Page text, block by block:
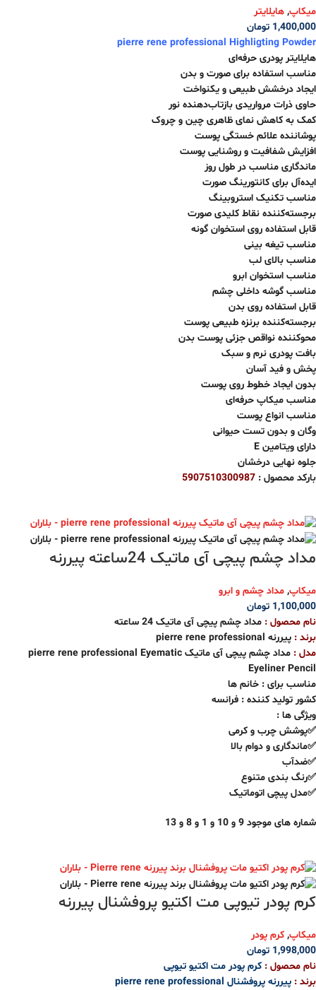
میکاپ, هایلایتر
1,400,000 تومان
pierre rene professional Highligting Powder
هایلایتر پودری حرفه‌ای
مناسب استفاده برای صورت و بدن
ایجاد درخشش طبیعی و یکنواخت
حاوی ذرات مرواریدی بازتاب‌دهنده نور
کمک به کاهش نمای ظاهری چین و چروک
پوشاننده علائم خستگی پوست
افزایش شفافیت و روشنایی پوست
ماندگاری مناسب در طول روز
ایده‌آل برای کانتورینگ صورت
مناسب تکنیک استروبینگ
برجسته‌کننده نقاط کلیدی صورت
قابل استفاده روی استخوان گونه
مناسب تیغه بینی
مناسب بالای لب
مناسب استخوان ابرو
مناسب گوشه داخلی چشم
قابل استفاده روی بدن
برجسته‌کننده برنزه طبیعی پوست
محوکننده نواقص جزئی پوست بدن
بافت پودری نرم و سبک
پخش و فید آسان
بدون ایجاد خطوط روی پوست
مناسب میکاپ حرفه‌ای
مناسب انواع پوست
وگان و بدون تست حیوانی
دارای ویتامین E
جلوه نهایی درخشان
بارکد محصول : 5907510300987
مداد چشم پیچی آی ماتیک 24ساعته پیررنه
میکاپ, مداد چشم و ابرو
1,100,000 تومان
نام محصول : مداد چشم پیچی آی ماتیک 24 ساعته
برند : پیررنه pierre rene professional
مدل :
مداد چشم پیچی آی ماتیک pierre rene professional Eyematic
Eyeliner Pencil
مناسب برای : خانم ها
کشور تولید کننده : فرانسه
ویژگی ها :
✅پوشش چرب و کرمی
✅ماندگاری و دوام بالا
✅ضدآب
✅رنگ بندی متنوع
✅مدل پیچی اتوماتیک
شماره های موجود 9 و 10 و 1 و 8 و 13
کرم پودر تیوپی مت اکتیو پروفشنال پیررنه
میکاپ, کرم پودر
1,998,000 تومان
نام محصول : کرم پودر مت اکتیو تیوپی
برند : پیررنه پروفشنال pierre rene professional